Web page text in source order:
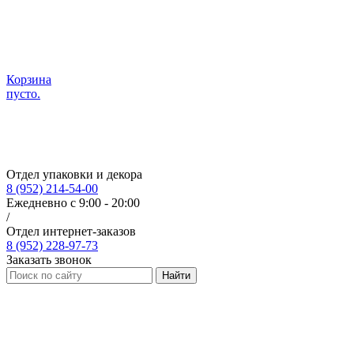
Корзина
пусто.
Отдел упаковки и декора
8 (952) 214-54-00
Ежедневно с 9:00 - 20:00
/
Отдел интернет-заказов
8 (952) 228-97-73
Заказать звонок
Найти